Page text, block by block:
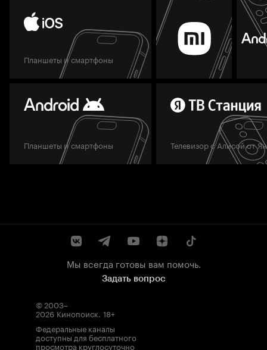
Планшеты и смартфоны
Планшеты и смартфоны Телевизор с Алисой от
Мы всегда готовы вам помочь.
Задать вопрос
© 2003–
2026 Кинопоиск. 18+
Федеральные каналы
доступны для бесплатного
просмотра круглосуточно